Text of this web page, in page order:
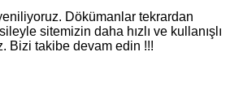
Dökümanlar tekrardan
sitemizin daha hızlı ve kullanışlı
Bizi takibe devam edin !!!